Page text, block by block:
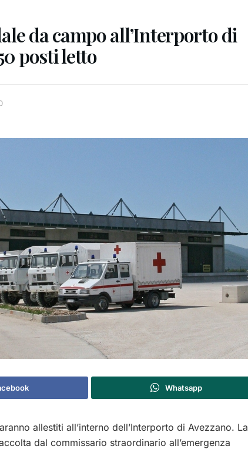
da campo all’Interporto di
posti letto
Whatsapp
allestiti all’interno dell’Interporto di Avezzano. La
dal commissario straordinario all’emergenza